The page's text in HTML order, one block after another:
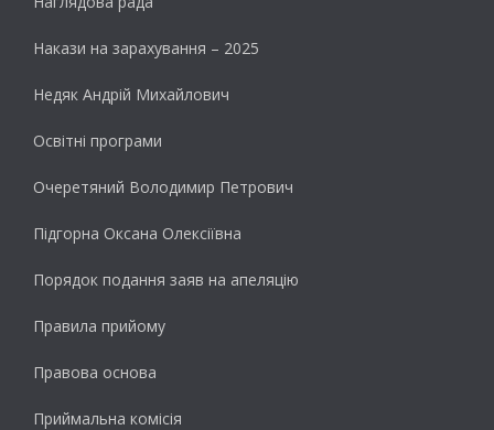
Накази на зарахування – 2025
Недяк Андрій Михайлович
Освітні програми
Очеретяний Володимир Петрович
Підгорна Оксана Олексіївна
Порядок подання заяв на апеляцію
Правила прийому
Правова основа
Приймальна комісія